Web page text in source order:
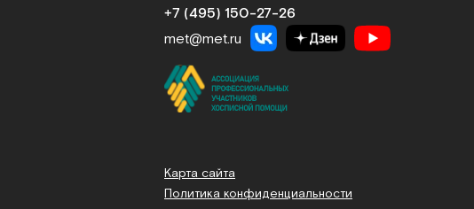
+7 (495) 150‑27‑26
met@met.ru
Карта сайта
Политика конфиденциальности